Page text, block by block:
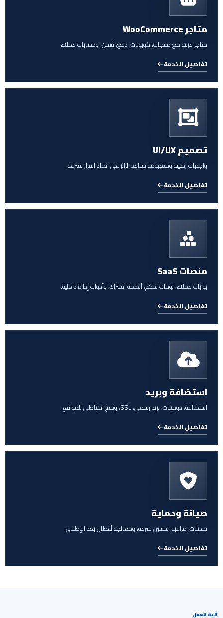
متاجر WooCommerce
متاجر عربية مع منتجات، كوبونات، دفع، شحن، وحسابات عملاء.
تفاصيل الخدمة
تصميم UI/UX
واجهات رصينة ومفهومة تساعد الزائر على اتخاذ القرار بسرعة.
تفاصيل الخدمة
منصات SaaS
بوابات عملاء، لوحات تحكم، أنظمة اشتراك، وأدوات إدارة داخلية.
تفاصيل الخدمة
استضافة وبريد
استضافة، دومينات، بريد رسمي، SSL، ونسخ احتياطي للمواقع.
تفاصيل الخدمة
صيانة وحماية
تحديثات، مراقبة، تحسين سرعة، ومعالجة أعطال بعد الإطلاق.
تفاصيل الخدمة
آلية العمل